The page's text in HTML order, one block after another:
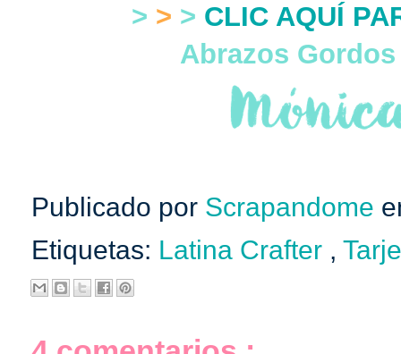
> > > CLIC AQUÍ
Abrazos
Publicado por Scrapandome
Etiquetas: Latina Crafter ,